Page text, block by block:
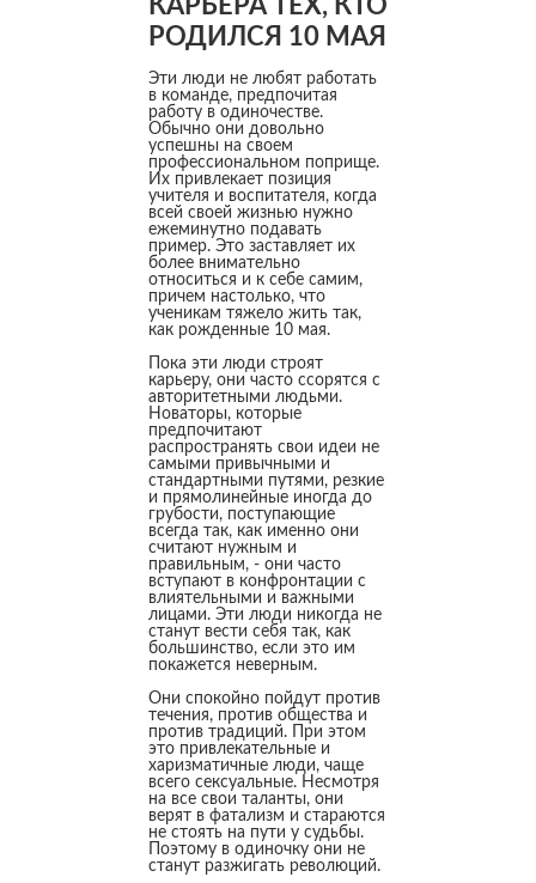
КАРЬЕРА ТЕХ, КТО
РОДИЛСЯ 10 МАЯ
Эти люди не любят работать
в команде, предпочитая
работу в одиночестве.
Обычно они довольно
успешны на своем
профессиональном поприще.
Их привлекает позиция
учителя и воспитателя, когда
всей своей жизнью нужно
ежеминутно подавать
пример. Это заставляет их
более внимательно
относиться и к себе самим,
причем настолько, что
ученикам тяжело жить так,
как рожденные 10 мая.
Пока эти люди строят
карьеру, они часто ссорятся с
авторитетными людьми.
Новаторы, которые
предпочитают
распространять свои идеи не
самыми привычными и
стандартными путями, резкие
и прямолинейные иногда до
грубости, поступающие
всегда так, как именно они
считают нужным и
правильным, - они часто
вступают в конфронтации с
влиятельными и важными
лицами. Эти люди никогда не
станут вести себя так, как
большинство, если это им
покажется неверным.
Они спокойно пойдут против
течения, против общества и
против традиций. При этом
это привлекательные и
харизматичные люди, чаще
всего сексуальные. Несмотря
на все свои таланты, они
верят в фатализм и стараются
не стоять на пути у судьбы.
Поэтому в одиночку они не
станут разжигать революций.